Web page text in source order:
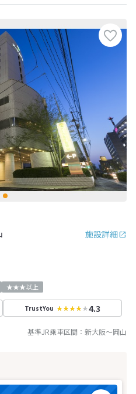
施設詳細
★★★以上
TrustYou 4.3
基準JR乗車区間： 新大阪～岡山